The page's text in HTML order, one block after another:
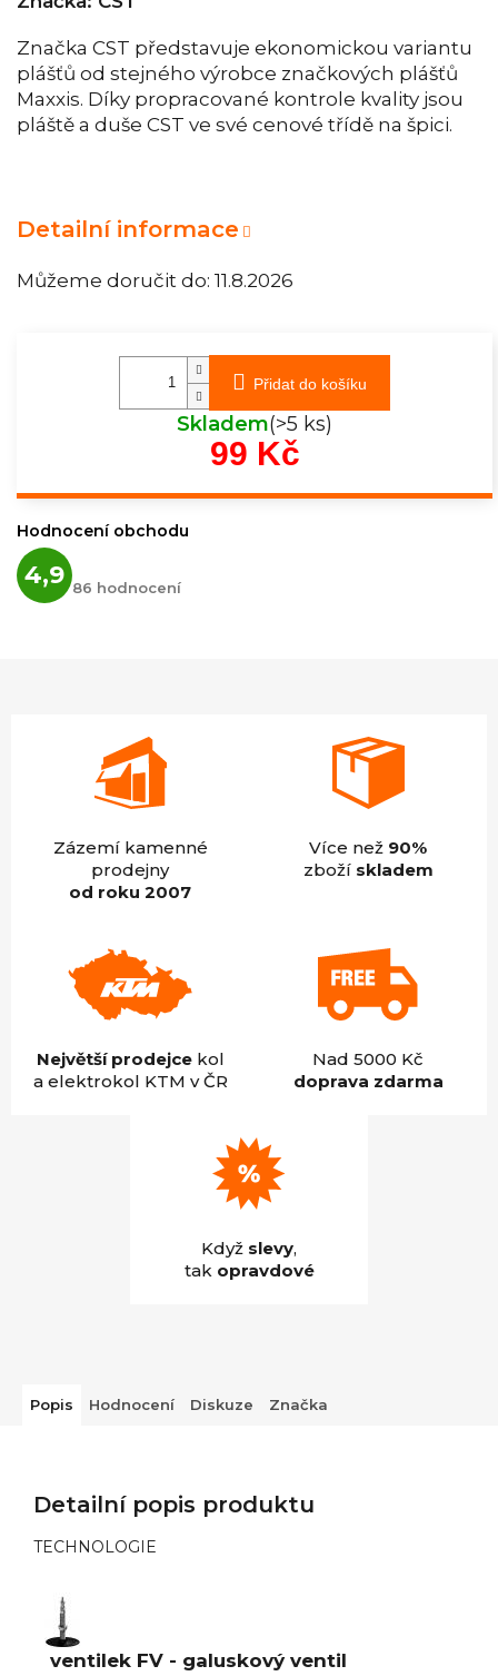
Můžeme doručit do: 11.8.2026
Značka CST představuje ekonomickou variantu
plášťů od stejného výrobce značkových plášťů
Maxxis. Díky propracované kontrole kvality jsou
pláště a duše CST ve své cenové třídě na špici.
Detailní informace
Přidat do košíku
Skladem(>5 ks)
99 KčMěrná
Hodnocení obchodu
4,9 hodnocení
obchodu
86 hodnocení
Zázemí kamenné
prodejny
od roku 2007
Více než 90%
zboží skladem
Největší prodejcekol
a elektrokol KTM v ČR
Nad 5000 Kč
doprava zdarma
Když slevy,
tak opravdové
Popis Hodnocení Diskuze Značka
Detailní popis produktu
TECHNOLOGIE
ventilek FV - galuskový ventil